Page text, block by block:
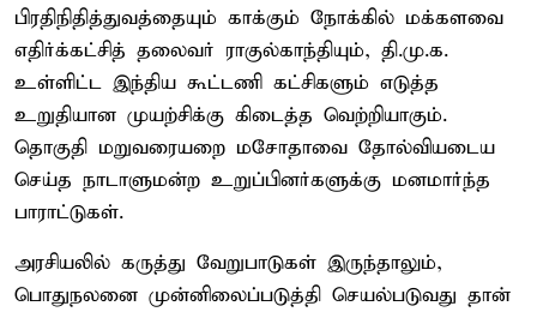
பிரதிநிதித்துவத்தையும் காக்கும் நோக்கில் மக்களவை
எதிர்க்கட்சித் தலைவர் ராகுல்காந்தியும், தி.மு.க.
உள்ளிட்ட இந்திய கூட்டணி கட்சிகளும் எடுத்த
உறுதியான முயற்சிக்கு கிடைத்த வெற்றியாகும்.
தொகுதி மறுவரையறை மசோதாவை தோல்வியடைய
செய்த நாடாளுமன்ற உறுப்பினர்களுக்கு மனமார்ந்த
பாராட்டுகள்.
அரசியலில் கருத்து வேறுபாடுகள் இருந்தாலும்,
பொதுநலனை முன்னிலைப்படுத்தி செயல்படுவது தான்